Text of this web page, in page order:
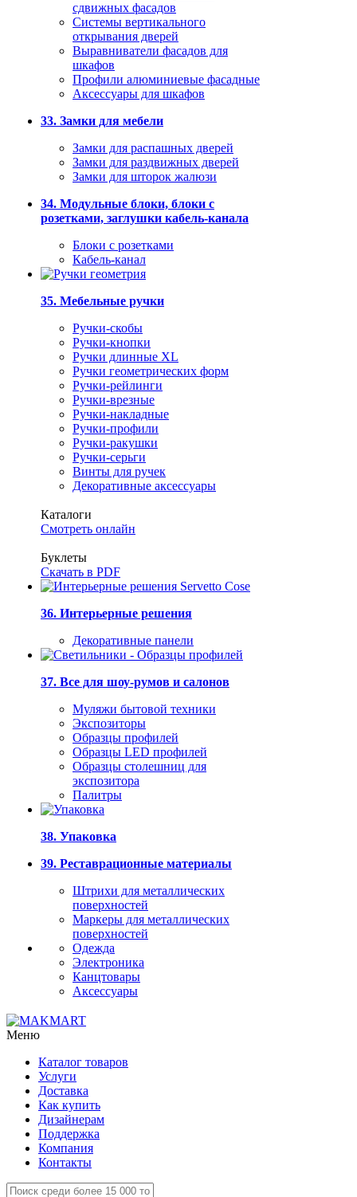
сдвижных фасадов
Системы вертикального
открывания дверей
Выравниватели фасадов для
шкафов
Профили алюминиевые фасадные
Аксессуары для шкафов
33. Замки для мебели
Замки для распашных дверей
Замки для раздвижных дверей
Замки для шторок жалюзи
34. Модульные блоки, блоки с
розетками, заглушки кабель-канала
Блоки с розетками
Кабель-канал
35. Мебельные ручки
Ручки-скобы
Ручки-кнопки
Ручки длинные XL
Ручки геометрических форм
Ручки-рейлинги
Ручки-врезные
Ручки-накладные
Ручки-профили
Ручки-ракушки
Ручки-серьги
Винты для ручек
Декоративные аксессуары
Каталоги
Смотреть онлайн
Буклеты
Скачать в PDF
36. Интерьерные решения
Декоративные панели
37. Все для шоу-румов и салонов
Муляжи бытовой техники
Экспозиторы
Образцы профилей
Образцы LED профилей
Образцы столешниц для
экспозитора
Палитры
38. Упаковка
39. Реставрационные материалы
Штрихи для металлических
поверхностей
Маркеры для металлических
поверхностей
Одежда
Электроника
Канцтовары
Аксессуары
Меню
Каталог товаров
Услуги
Доставка
Как купить
Дизайнерам
Поддержка
Компания
Контакты